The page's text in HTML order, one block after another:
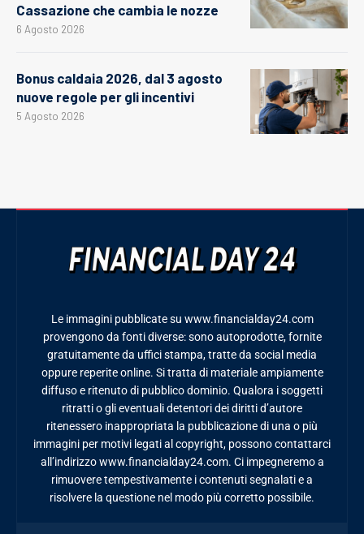
Cassazione che cambia le nozze
6 Agosto 2026
Bonus caldaia 2026, dal 3 agosto
nuove regole per gli incentivi
5 Agosto 2026
Le immagini pubblicate su www.financialday24.com
provengono da fonti diverse: sono autoprodotte, fornite
gratuitamente da uffici stampa, tratte da social media
oppure reperite online. Si tratta di materiale ampiamente
diffuso e ritenuto di pubblico dominio. Qualora i soggetti
ritratti o gli eventuali detentori dei diritti d’autore
ritenessero inappropriata la pubblicazione di una o più
immagini per motivi legati al copyright, possono contattarci
all’indirizzo www.financialday24.com. Ci impegneremo a
rimuovere tempestivamente i contenuti segnalati e a
risolvere la questione nel modo più corretto possibile.